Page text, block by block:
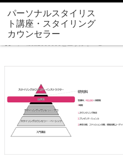
isca1000600ヒエラルキー-2